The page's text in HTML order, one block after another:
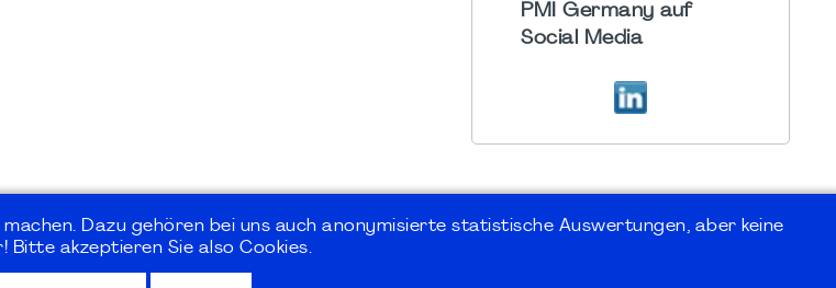
PMI Germany auf
Social Media
Dazu gehören bei uns auch anonymisierte statistische Auswertungen, aber keine
Bitte akzeptieren Sie also Cookies.